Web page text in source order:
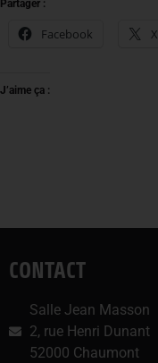
Partager :
Facebook X
J’aime ça :
CONTACT
Salle Jean Masson
2, rue Henri Dunant
52000 Chaumont